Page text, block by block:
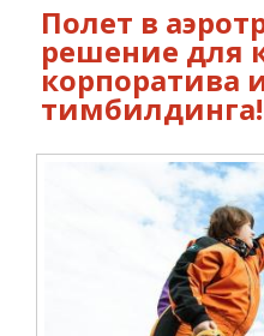
Полет в
решение для
корпоратива
тимбилдинга!